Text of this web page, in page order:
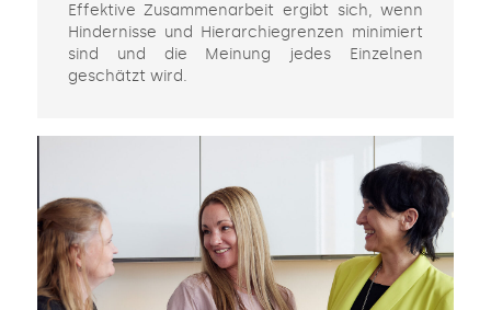
Effektive Zusammenarbeit ergibt sich, wenn
Hindernisse und Hierarchiegrenzen minimiert
sind und die Meinung jedes Einzelnen
geschätzt wird.